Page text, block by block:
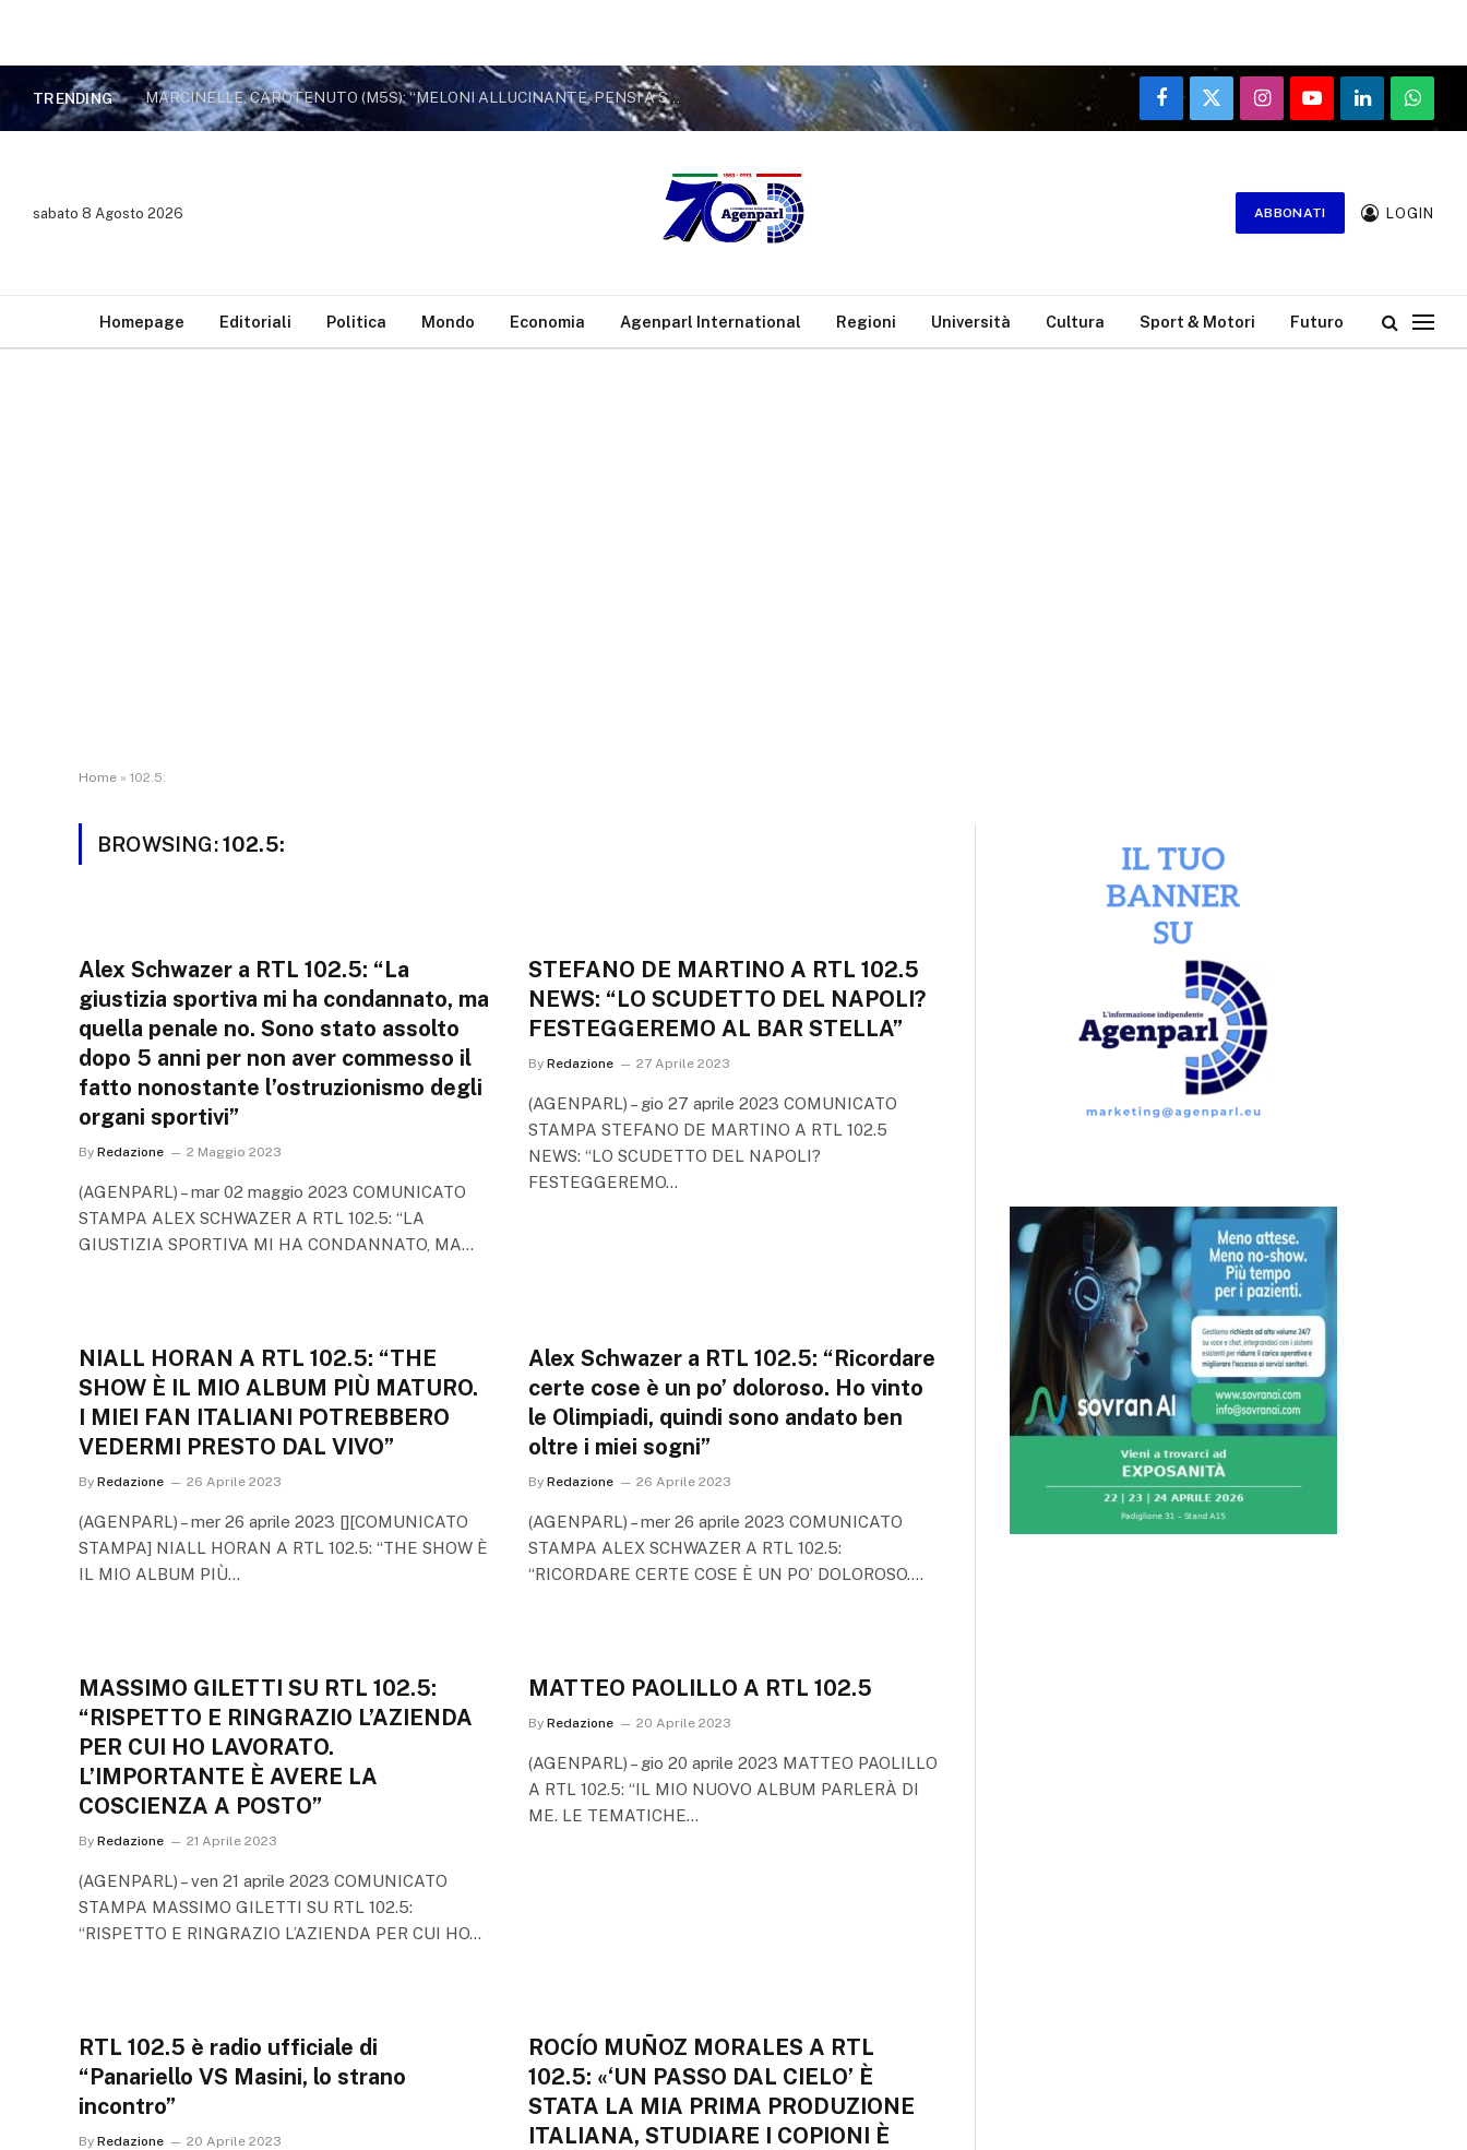
TRENDING MARCINELLE, CAROTENUTO (M5S): “MELONI ALLUCINANTE, PENSI A SICUREZZA SU LAVORO
Facebook
X
(Twitter)
InstagramYouTubeLinkedIn
sabato 8 Agosto 2026 ABBONATI LOGIN
Homepage Editoriali Politica Mondo Economia Agenparl International Regioni Università Cultura Sport & Motori Futuro
Home » 102.5:
BROWSING:102.5:
Alex Schwazer a RTL 102.5: “La
giustizia sportiva mi ha condannato, ma
quella penale no. Sono stato assolto
dopo 5 anni per non aver commesso il
fatto nonostante l’ostruzionismo degli
organi sportivi”
By Redazione 2 Maggio 2023
(AGENPARL) – mar 02 maggio 2023 COMUNICATO
STAMPA ALEX SCHWAZER A RTL 102.5: “LA
GIUSTIZIA SPORTIVA MI HA CONDANNATO, MA…
STEFANO DE MARTINO A RTL 102.5
NEWS: “LO SCUDETTO DEL NAPOLI?
FESTEGGEREMO AL BAR STELLA”
By Redazione 27 Aprile 2023
(AGENPARL) – gio 27 aprile 2023 COMUNICATO
STAMPA STEFANO DE MARTINO A RTL 102.5
NEWS: “LO SCUDETTO DEL NAPOLI?
FESTEGGEREMO…
NIALL HORAN A RTL 102.5: “THE
SHOW È IL MIO ALBUM PIÙ MATURO.
I MIEI FAN ITALIANI POTREBBERO
VEDERMI PRESTO DAL VIVO”
By Redazione 26 Aprile 2023
(AGENPARL) – mer 26 aprile 2023 [][COMUNICATO
STAMPA] NIALL HORAN A RTL 102.5: “THE SHOW È
IL MIO ALBUM PIÙ…
Alex Schwazer a RTL 102.5: “Ricordare
certe cose è un po’ doloroso. Ho vinto
le Olimpiadi, quindi sono andato ben
oltre i miei sogni”
By Redazione 26 Aprile 2023
(AGENPARL) – mer 26 aprile 2023 COMUNICATO
STAMPA ALEX SCHWAZER A RTL 102.5:
“RICORDARE CERTE COSE È UN PO’ DOLOROSO.…
MASSIMO GILETTI SU RTL 102.5:
“RISPETTO E RINGRAZIO L’AZIENDA
PER CUI HO LAVORATO.
L’IMPORTANTE È AVERE LA
COSCIENZA A POSTO”
By Redazione 21 Aprile 2023
(AGENPARL) – ven 21 aprile 2023 COMUNICATO
STAMPA MASSIMO GILETTI SU RTL 102.5:
“RISPETTO E RINGRAZIO L’AZIENDA PER CUI HO…
MATTEO PAOLILLO A RTL 102.5
By Redazione 20 Aprile 2023
(AGENPARL) – gio 20 aprile 2023 MATTEO PAOLILLO
A RTL 102.5: “IL MIO NUOVO ALBUM PARLERÀ DI
ME. LE TEMATICHE…
RTL 102.5 è radio ufficiale di
“Panariello VS Masini, lo strano
incontro”
By Redazione 20 Aprile 2023
ROCÍO MUÑOZ MORALES A RTL
102.5: «‘UN PASSO DAL CIELO’ È
STATA LA MIA PRIMA PRODUZIONE
ITALIANA, STUDIARE I COPIONI È